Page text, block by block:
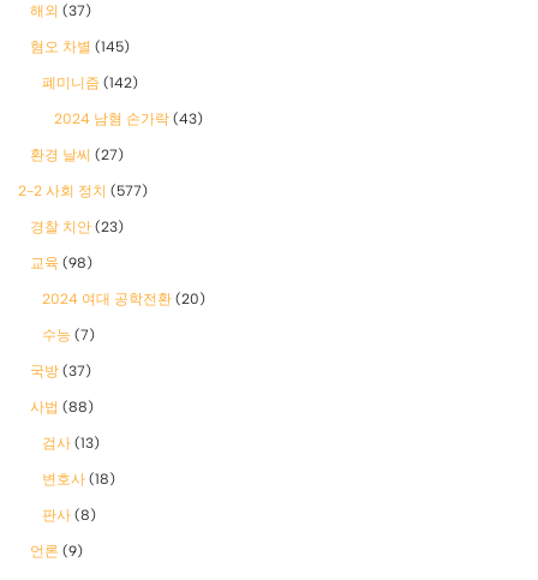
해외 (37)
혐오 차별 (145)
폐미니즘 (142)
2024 남혐 손가락 (43)
환경 날씨 (27)
2-2 사회 정치 (577)
경찰 치안 (23)
교육 (98)
2024 여대 공학전환 (20)
수능 (7)
국방 (37)
사법 (88)
검사 (13)
변호사 (18)
판사 (8)
언론 (9)